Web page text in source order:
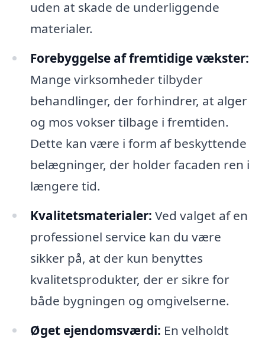
uden at skade de underliggende
materialer.
Forebyggelse af fremtidige vækster:
Mange virksomheder tilbyder
behandlinger, der forhindrer, at alger
og mos vokser tilbage i fremtiden.
Dette kan være i form af beskyttende
belægninger, der holder facaden ren i
længere tid.
Kvalitetsmaterialer: Ved valget af en
professionel service kan du være
sikker på, at der kun benyttes
kvalitetsprodukter, der er sikre for
både bygningen og omgivelserne.
Øget ejendomsværdi: En velholdt